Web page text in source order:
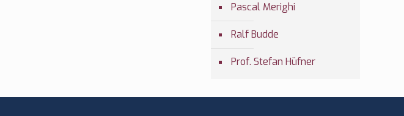
Pascal Merighi
Ralf Budde
Prof. Stefan Hüfner